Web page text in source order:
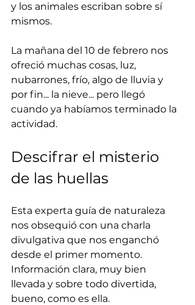
y los animales escriban sobre sí
mismos.
La mañana del 10 de febrero nos
ofreció muchas cosas, luz,
nubarrones, frío, algo de lluvia y
por fin... la nieve... pero llegó
cuando ya habíamos terminado la
actividad.
Descifrar el misterio
de las huellas
Esta experta guía de naturaleza
nos obsequió con una charla
divulgativa que nos enganchó
desde el primer momento.
Información clara, muy bien
llevada y sobre todo divertida,
bueno, como es ella.